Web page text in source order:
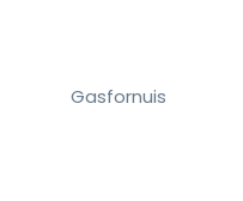
Gasfornuis